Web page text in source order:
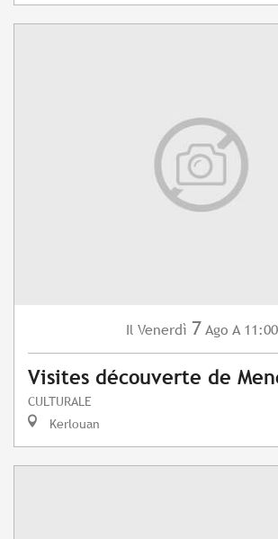
Il Venerdì 7 Ago A 11:00
Visites découverte de
CULTURALE
Kerlouan